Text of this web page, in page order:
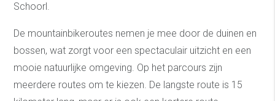
Schoorl.
De mountainbikeroutes nemen je mee door de duinen en
bossen, wat zorgt voor een spectaculair uitzicht en een
mooie natuurlijke omgeving. Op het parcours zijn
meerdere routes om te kiezen. De langste route is 15